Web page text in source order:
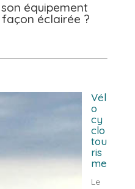
équipement
éclairée ?
Vél
o
cy
clo
tou
ris
me
Le